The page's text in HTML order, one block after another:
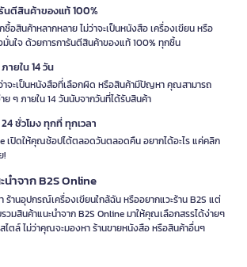
นตีสินค้าของแท้ 100%
อสินค้าหลากหลาย ไม่ว่าจะเป็นหนังสือ เครื่องเขียน หรือ
นใจ ด้วยการการันตีสินค้าของแท้ 100% ทุกชิ้น
ยใน 14 วัน
าจะเป็นหนังสือที่เลือกผิด หรือสินค้ามีปัญหา คุณสามารถ
ๆ ภายใน 14 วันนับจากวันที่ได้รับสินค้า
ชั่วโมง ทุกที่ ทุกเวลา
เปิดให้คุณช้อปได้ตลอดวันตลอดคืน อยากได้อะไร แค่คลิก
!
ำจาก B2S Online
ร้านอุปกรณ์เครื่องเขียนใกล้ฉัน หรืออยากแวะร้าน B2S แต่
รวมสินค้าแนะนำจาก B2S Online มาให้คุณเลือกสรรได้ง่ายๆ
ตล์ ไม่ว่าคุณจะมองหา ร้านขายหนังสือ หรือสินค้าอื่นๆ